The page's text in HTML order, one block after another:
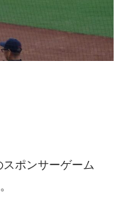
ポンサーゲーム